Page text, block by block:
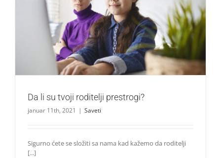
Da li su tvoji roditelji prestrogi?
Saveti
Da li su tvoji roditelji prestrogi?
januar 11th, 2021 | Saveti
Sigurno ćete se složiti sa nama kad kažemo da roditelji
[...]